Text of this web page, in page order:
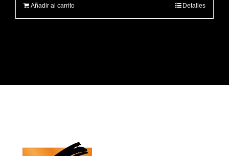
Añadir al carrito Detalles